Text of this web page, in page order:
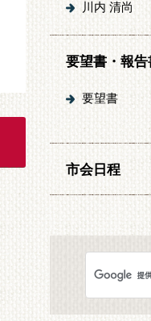
川内 清尚
要望書・報告
要望書
市会日程